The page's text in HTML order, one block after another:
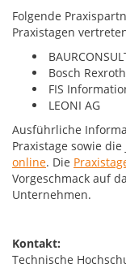
Folgende
Praxistagen
Bosch
FIS
LEONI AG
Ausführliche
Praxistage sowie
online. Die
Vorgeschmack auf
Unternehmen.
Kontakt:
Technische